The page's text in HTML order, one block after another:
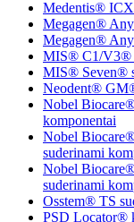
Medentis®
Megagen®
Megagen®
MIS® C1/V3®
MIS® Seven®
Neodent®
Nobel
komponentai
Nobel
suderinami
Nobel
suderinami
Osstem® TS
PSD Locator®